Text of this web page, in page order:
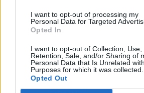
I want to opt-out of processing my
Personal Data for Targeted
Opted In
I want to opt-out of Collection, Use,
Retention, Sale, and/or Sharing of
Personal Data that Is Unrelated
Purposes for which it was collected.
Opted Out